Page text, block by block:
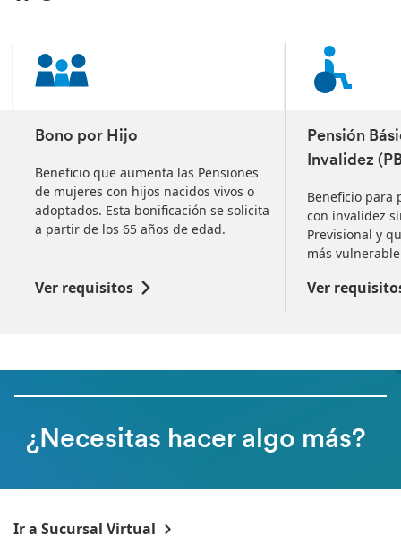
of
slides
Bono por Hijo
Beneficio que aumenta las Pensiones
de mujeres con hijos nacidos vivos o
adoptados. Esta bonificación se solicita
a partir de los 65 años de edad.
Ver requisitos
Pensión
Invalidez
Beneficio para
con invalidez
Previsional y
más
Ver
¿Necesitas hacer algo más?
Ir a Sucursal Virtual